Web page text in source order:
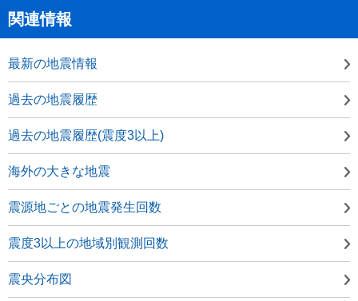
関連情報
最新の地震情報
過去の地震履歴
過去の地震履歴(震度3以上)
海外の大きな地震
震源地ごとの地震発生回数
震度3以上の地域別観測回数
震央分布図